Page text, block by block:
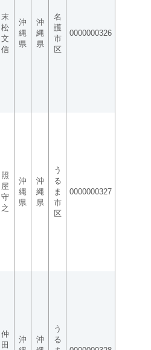
末
松
文
信
沖
縄
県
沖
縄
県
名
護
市
区
0000000326
照
屋
守
之
沖
縄
県
沖
縄
県
う
る
ま
市
区
0000000327
仲
田
沖
沖
う
る